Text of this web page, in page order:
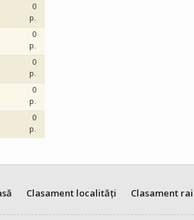
0
p.
0
p.
0
p.
0
p.
0
p.
Clasament localități Clasament